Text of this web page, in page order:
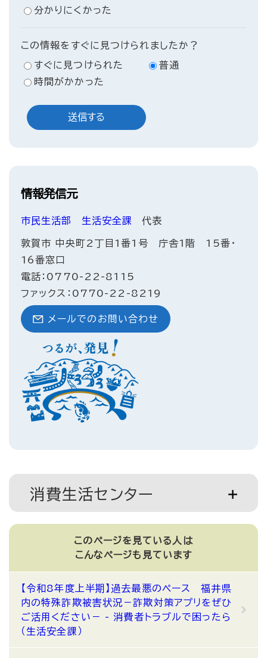
分かりにくかった
この情報をすぐに見つけられましたか？
すぐに見つけられた
普通
時間がかかった
情報発信元
市民生活部 生活安全課 代表
敦賀市 中央町2丁目1番1号 庁舎1階 15番・
16番窓口
電話：0770-22-8115
ファックス：0770-22-8219
メールでのお問い合わせ
消費生活センター
このページを見ている人は
こんなページも見ています
【令和8年度上半期】過去最悪のペース 福井県
内の特殊詐欺被害状況－詐欺対策アプリをぜひ
ご活用ください－ - 消費者トラブルで困ったら
（生活安全課）